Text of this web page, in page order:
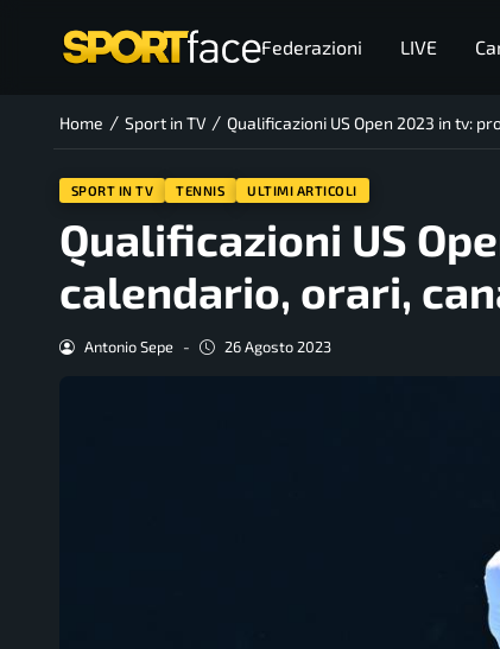
Federazioni LIVE
Home / Sport in TV / Qualificazioni US Open 2023 in tv:
SPORT IN TV TENNIS ULTIMI ARTICOLI
Qualificazioni US
calendario, orari,
Antonio Sepe - 26 Agosto 2023